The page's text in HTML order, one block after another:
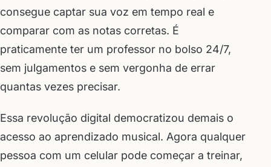
consegue captar sua voz em tempo real e
comparar com as notas corretas. É
praticamente ter um professor no bolso 24/7,
sem julgamentos e sem vergonha de errar
quantas vezes precisar.
Essa revolução digital democratizou demais o
acesso ao aprendizado musical. Agora qualquer
pessoa com um celular pode começar a treinar,